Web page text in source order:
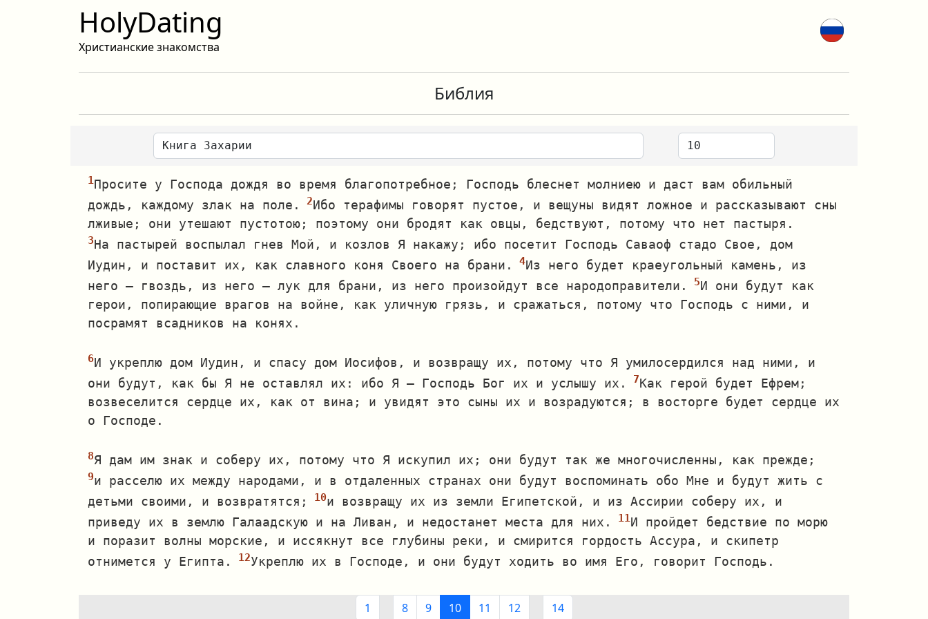
HolyDating
Христианские знакомства
Библия
Просите у Господа дождя во время благопотребное; Господь блеснет молниею и даст вам обильный
дождь, каждому злак на поле.
Ибо терафимы говорят пустое, и вещуны видят ложное и рассказывают сны
лживые; они утешают пустотою; поэтому они бродят как овцы, бедствуют, потому что нет пастыря.
На пастырей воспылал гнев Мой, и козлов Я накажу; ибо посетит Господь Саваоф стадо Свое, дом
Иудин, и поставит их, как славного коня Своего на брани.
Из него будет краеугольный камень, из
него — гвоздь, из него — лук для брани, из него произойдут все народоправители.
И они будут как
герои, попирающие врагов на войне, как уличную грязь, и сражаться, потому что Господь с ними, и
посрамят всадников на конях.
И укреплю дом Иудин, и спасу дом Иосифов, и возвращу их, потому что Я умилосердился над ними, и
они будут, как бы Я не оставлял их: ибо Я — Господь Бог их и услышу их.
Как герой будет Ефрем;
возвеселится сердце их, как от вина; и увидят это сыны их и возрадуются; в восторге будет сердце их
о Господе.
Я дам им знак и соберу их, потому что Я искупил их; они будут так же многочисленны, как прежде;
и расселю их между народами, и в отдаленных странах они будут воспоминать обо Мне и будут жить с
детьми своими, и возвратятся;
и возвращу их из земли Египетской, и из Ассирии соберу их, и
приведу их в землю Галаадскую и на Ливан, и недостанет места для них.
И пройдет бедствие по морю
и поразит волны морские, и иссякнут все глубины реки, и смирится гордость Ассура, и скипетр
отнимется у Египта.
Укреплю их в Господе, и они будут ходить во имя Его, говорит Господь.
1 8 9 10 11 12 14